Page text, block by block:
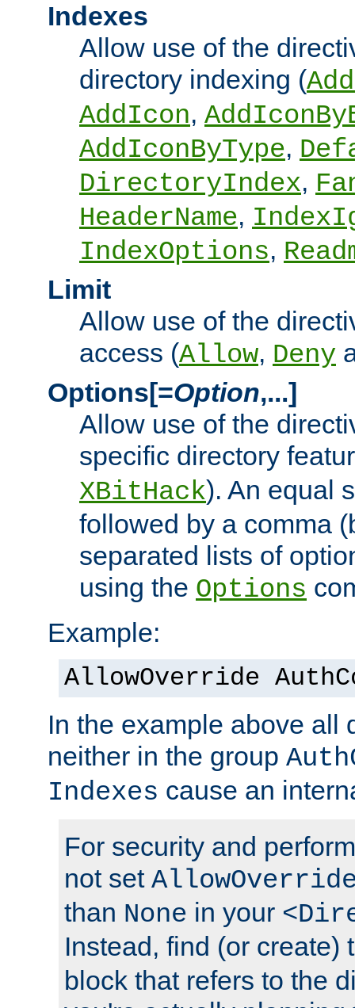
Indexes
Allow use of the
directory indexing (
AddIcon,
AddIconByType,
DirectoryIndex,
HeaderName,
IndexOptions,
Limit
Allow use of the
access (Allow, Deny
Options[=Option,...]
Allow use of the
specific directory
XBitHack). An equal
followed by a comma
separated lists of
using the Options
Example:
AllowOverride
In the example above all
neither in the group
Indexes cause an
For security and
not set
than None in your
Instead, find (or create)
block that refers to the